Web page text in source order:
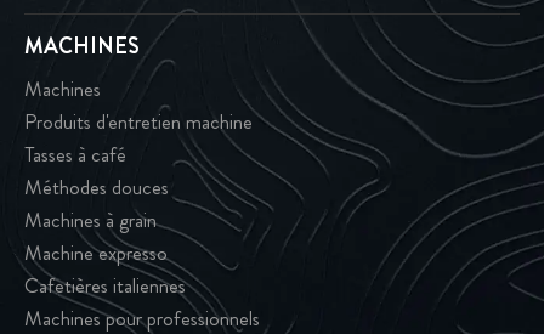
MACHINES
Machines
Produits d'entretien machine
Tasses à café
Méthodes douces
Machines à grain
Machine expresso
Cafetières italiennes
Machines pour professionnels